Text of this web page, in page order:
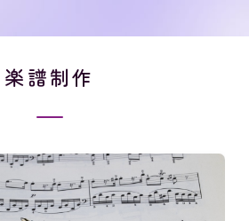
楽譜制作